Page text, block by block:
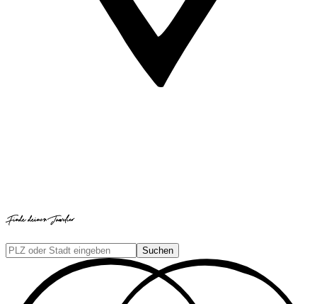
Finde deinen Juwelier
Suchen